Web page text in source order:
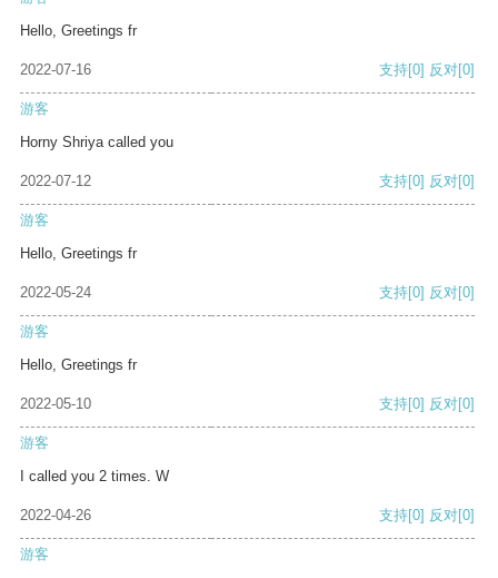
Hello, Greetings fr
2022-07-16 支持[0] 反对[0]
游客
Horny Shriya called you
2022-07-12 支持[0] 反对[0]
游客
Hello, Greetings fr
2022-05-24 支持[0] 反对[0]
游客
Hello, Greetings fr
2022-05-10 支持[0] 反对[0]
游客
I called you 2 times. W
2022-04-26 支持[0] 反对[0]
游客